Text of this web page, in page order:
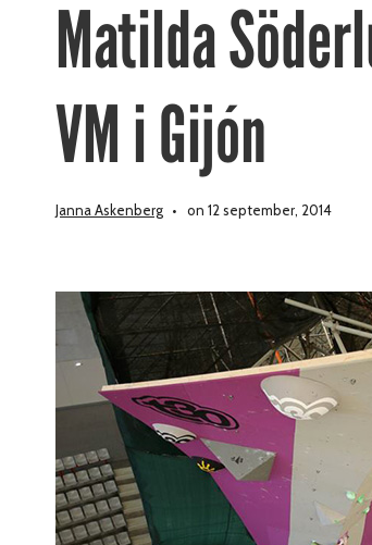
Matilda
VM i Gijón
Janna Askenberg on 12 september, 2014